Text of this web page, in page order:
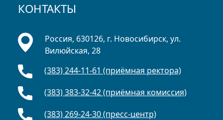
КОНТАКТЫ
Россия, 630126, г. Новосибирск, ул.
Вилюйская, 28
(383) 244-11-61 (приёмная ректора)
(383) 383-32-42 (приёмная комиссия)
(383) 269-24-30 (пресс-центр)